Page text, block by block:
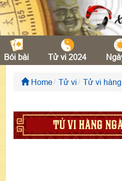
Bói bài Tử vi 2024
Home Tử vi Tử vi
TỬ VI HÀNG